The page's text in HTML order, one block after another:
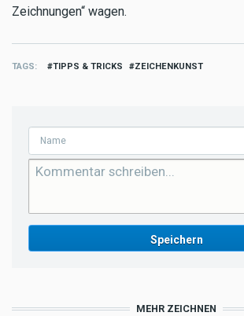
Zeichnungen“ wagen.
TAGS TIPPS & TRICKS ZEICHENKUNST
MEHR ZEICHNEN